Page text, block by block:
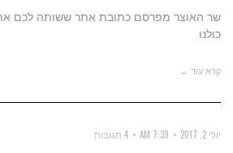
שר האוצר מפרסם כתובת אתר ששותה לכם
כולנו
קרא עוד ←
יולי 2, 2017 7:39 AM 4 תגובות